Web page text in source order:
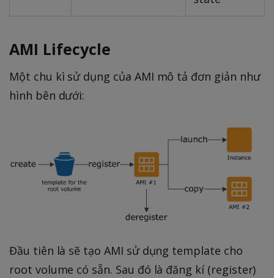
AMI Lifecycle
Một chu kì sử dụng của AMI mô tả đơn giản như
hình bên dưới:
Đầu tiên là sẽ tạo AMI sử dụng template cho
root volume có sẵn. Sau đó là đăng kí (register)